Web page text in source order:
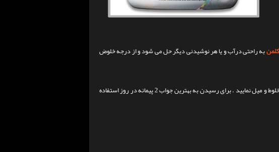
به راحتی درآب و یا هر نوشیدنی دیگر حل می شود و از درجه خلوض
1 پیمانه از این کراتین را قبل و یا بعد از تمرین با آب و یا آب انگور مخلوط و میل نمایید . برای رسیدن به بهترین جواب 2 پیمانه در روز استفاده